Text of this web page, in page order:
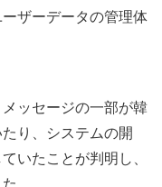
ザーデータの管理体
ッセージの一部が韓
り、システムの開
いたことが判明し、
。